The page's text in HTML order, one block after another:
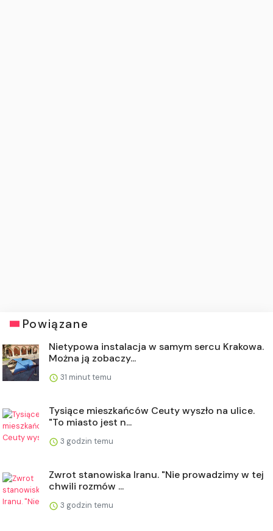
Powiązane
Nietypowa instalacja w samym sercu Krakowa.
Można ją zobaczy...
31 minut temu
Tysiące mieszkańców Ceuty wyszło na ulice.
"To miasto jest n...
3 godzin temu
Zwrot stanowiska Iranu. "Nie prowadzimy w tej
chwili rozmów ...
3 godzin temu